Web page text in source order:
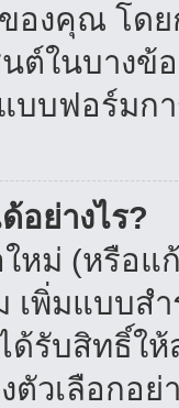
องคุณ โด
ต์ในบางข้
บบฟอร์มก
อย่างไร?
หม่ (หรือ
เพิ่มแบบส
รับสิทธิ์ใ
วเลือกอย่